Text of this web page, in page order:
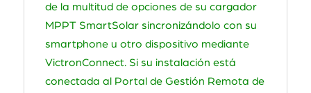
de la multitud de opciones de su cargador
MPPT SmartSolar sincronizándolo con su
smartphone u otro dispositivo mediante
VictronConnect. Si su instalación está
conectada al Portal de Gestión Remota de